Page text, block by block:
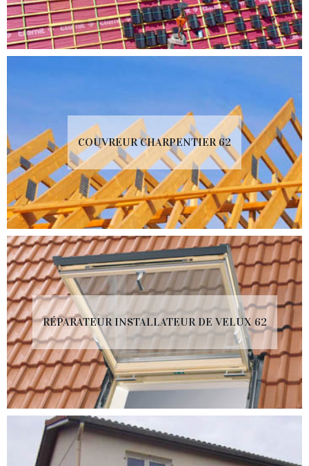
COUVREUR CHARPENTIER 62
RÉPARATEUR INSTALLATEUR DE VELUX 62